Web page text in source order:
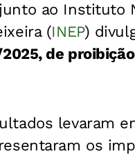
ao Instituto
(INEP)
de
levaram
os